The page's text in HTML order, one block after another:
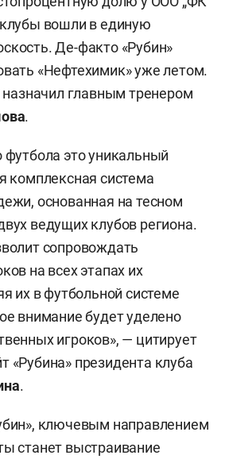
вошли в единую
Де-факто «Рубин»
«Нефтехимик» уже летом.
назначил главным тренером
.
футбола это уникальный
комплексная система
основанная на тесном
ведущих клубов региона.
сопровождать
на всех этапах их
их в футбольной системе
внимание будет уделено
игроков», — цитирует
«Рубина» президента клуба
.
ключевым направлением
станет выстраивание